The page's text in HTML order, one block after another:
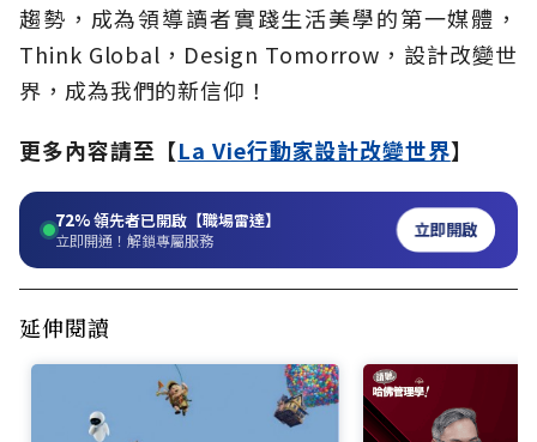
趨勢，成為領導讀者實踐生活美學的第一媒體，
Think Global，Design Tomorrow，設計改變世
界，成為我們的新信仰！
更多內容請至【La Vie行動家設計改變世界】
72%領先者已開啟【職場雷達】
立即開通！解鎖專屬服務 立即開啟
延伸閱讀